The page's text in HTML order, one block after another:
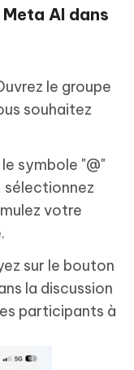
AI dans
le groupe
souhaitez
symbole "@"
sélectionnez
votre
sur le bouton
la discussion
participants à